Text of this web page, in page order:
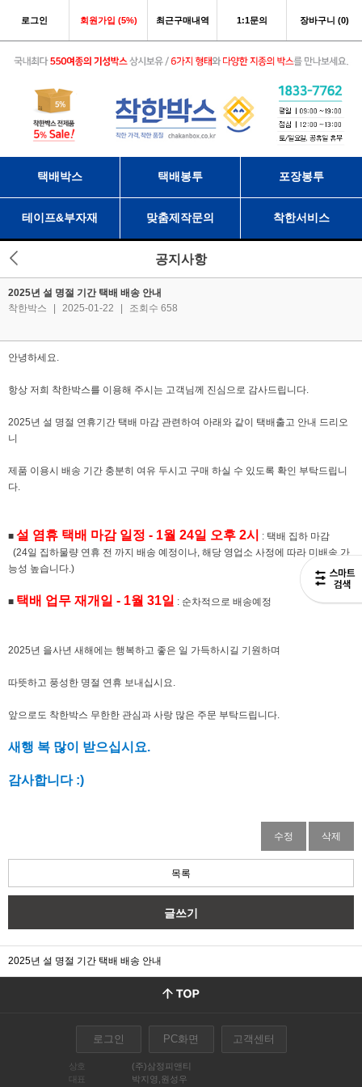
로그인 회원가입 (5%) 최근구매내역 1:1문의 장바구니 (0)
택배박스 택배봉투 포장봉투
테이프&부자재 맞춤제작문의 착한서비스
공지사항
2025년 설 명절 기간 택배 배송 안내
착한박스
2025-01-22 조회수 658
안녕하세요.
항상 저희 착한박스를 이용해 주시는 고객님께 진심으로 감사드립니다.
2025년 설 명절 연휴기간 택배 마감 관련하여 아래와 같이 택배출고 안내 드리오
니
제품 이용시 배송 기간 충분히 여유 두시고 구매 하실 수 있도록 확인 부탁드립니
다.
■ 설 염휴 택배 마감 일정 - 1월 24일 오후 2시
: 택배 집하 마감
(24일 집하물량 연휴 전 까지 배송 예정이나, 해당 영업소 사정에 따라 미배송 가
능성 높습니다.)
■ 택배 업무 재개일 - 1월 31일 : 순차적으로 배송예정
2025년 을사년 새해에는 행복하고 좋은 일 가득하시길 기원하며
따뜻하고 풍성한 명절 연휴 보내십시요.
앞으로도 착한박스 무한한 관심과 사랑 많은 주문 부탁드립니다.
새행 복 많이 받으십시요.
감사합니다 :)
수정 삭제
목록
글쓰기
2025년 설 명절 기간 택배 배송 안내
로그인 PC화면 고객센터
상호
(주)삼정피앤티
대표
박지영,원성우